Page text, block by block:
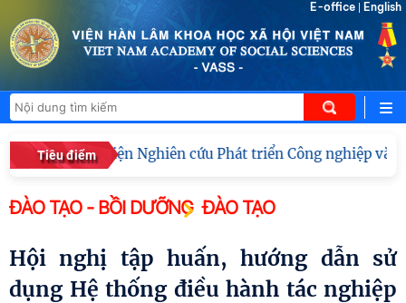
E-office English
Tiêu điểm
tác với Viện Nghiên cứu Phát triển Công nghiệp và
ĐÀO TẠO - BỒI DƯỠNG ĐÀO TẠO
Hội nghị tập huấn, hướng dẫn sử
dụng Hệ thống điều hành tác nghiệp